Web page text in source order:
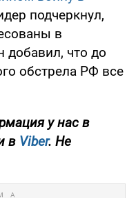
подчеркнул,
в
добавил, что до
обстрела РФ все
у нас в
в Viber. Не